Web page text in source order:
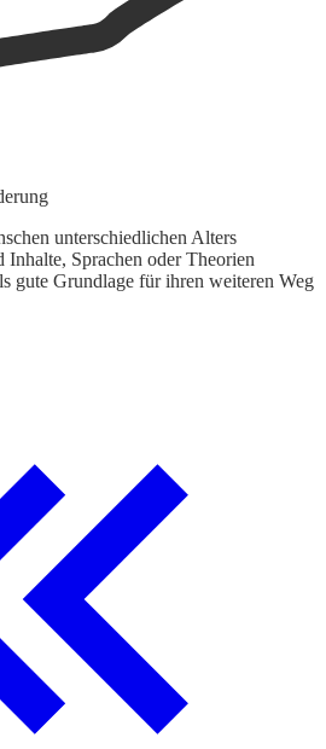
unterschiedlichen Alters
Inhalte, Sprachen oder Theorien
gute Grundlage für ihren weiteren Weg